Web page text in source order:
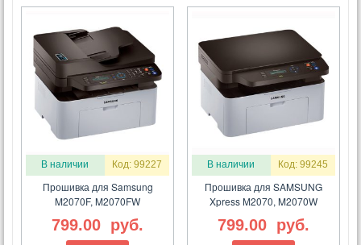
В наличии Код: 99227
Прошивка для Samsung
M2070F, M2070FW
799.00 руб.
В наличии Код: 99245
Прошивка для SAMSUNG
Xpress M2070, M2070W
799.00 руб.